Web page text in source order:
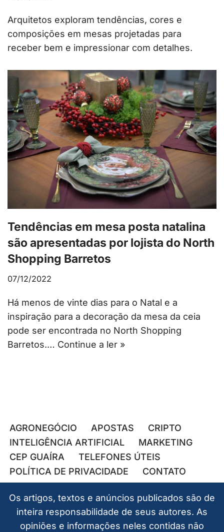
Arquitetos exploram tendências, cores e
composições em mesas projetadas para
receber bem e impressionar com detalhes.
Tendências em mesa posta natalina
são apresentadas por lojista do North
Shopping Barretos
07/12/2022
Há menos de vinte dias para o Natal e a
inspiração para a decoração da mesa da ceia
pode ser encontrada no North Shopping
Barretos.… Continue a ler »
AGRONEGÓCIO APOSTAS
CRIPTO
INTELIGÊNCIA ARTIFICIAL
MARKETING
CEP GUAÍRA
TELEFONES ÚTEIS
POLÍTICA DE PRIVACIDADE
CONTATO
Os artigos, textos e anúncios publicados são de
inteira responsabilidade de seus autores. As
opiniões e informações neles contidas não